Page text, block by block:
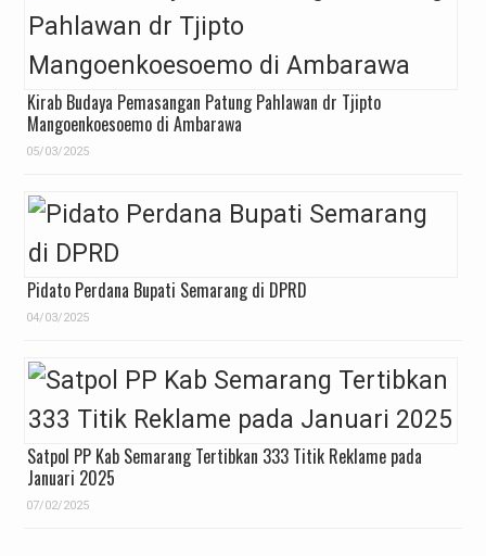
Kirab Budaya Pemasangan Patung Pahlawan dr Tjipto
Mangoenkoesoemo di Ambarawa
05/03/2025
Pidato Perdana Bupati Semarang di DPRD
04/03/2025
Satpol PP Kab Semarang Tertibkan 333 Titik Reklame pada
Januari 2025
07/02/2025